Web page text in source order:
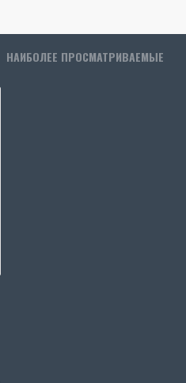
НАИБОЛЕЕ ПРОСМАТРИВАЕМЫЕ